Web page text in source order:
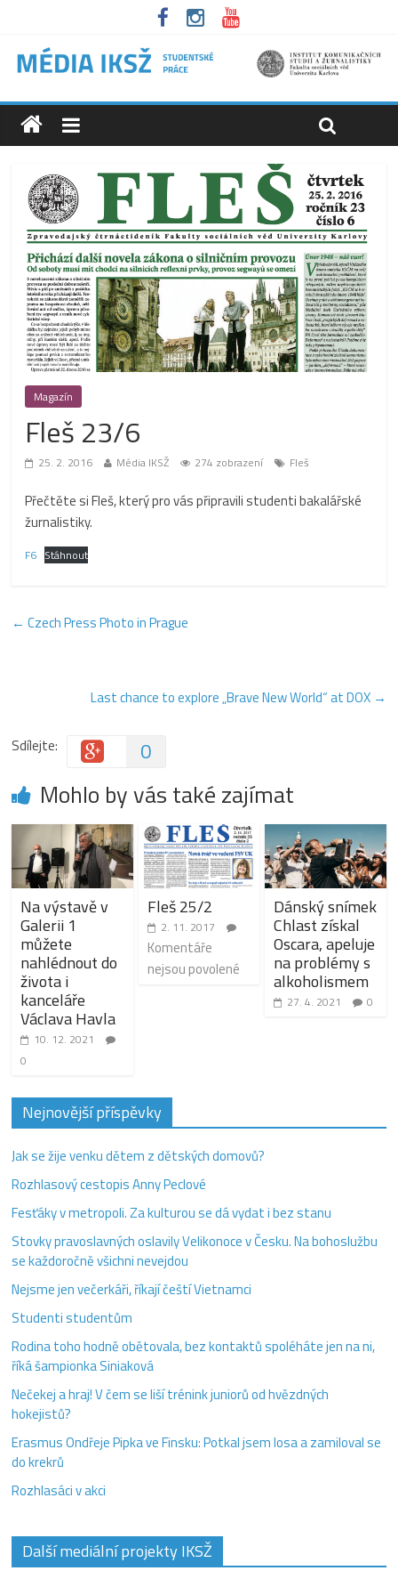
Magazín
Fleš 23/6
25. 2. 2016 Média IKSŽ 274 zobrazení Fleš
Přečtěte si Fleš, který pro vás připravili studenti bakalářské
žurnalistiky.
F6 Stáhnout
← Czech Press Photo in Prague
Last chance to explore „Brave New World“ at DOX →
Sdílejte: 0
Mohlo by vás také zajímat
Na výstavě v
Galerii 1
můžete
nahlédnout do
života i
kanceláře
Václava Havla
10. 12. 2021
0
Fleš 25/2
2. 11. 2017
Komentáře
nejsou povolené
Dánský snímek
Chlast získal
Oscara, apeluje
na problémy s
alkoholismem
27. 4. 2021 0
Nejnovější příspěvky
Jak se žije venku dětem z dětských domovů?
Rozhlasový cestopis Anny Peclové
Fesťáky v metropoli. Za kulturou se dá vydat i bez stanu
Stovky pravoslavných oslavily Velikonoce v Česku. Na bohoslužbu
se každoročně všichni nevejdou
Nejsme jen večerkáři, říkají čeští Vietnamci
Studenti studentům
Rodina toho hodně obětovala, bez kontaktů spoléháte jen na ni,
říká šampionka Siniaková
Nečekej a hraj! V čem se liší trénink juniorů od hvězdných
hokejistů?
Erasmus Ondřeje Pipka ve Finsku: Potkal jsem losa a zamiloval se
do krekrů
Rozhlasáci v akci
Další mediální projekty IKSŽ